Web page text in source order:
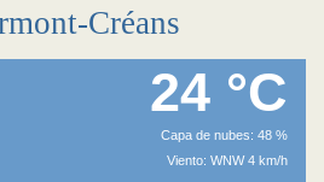
Créans
24 °C
Capa de nubes: 48 %
Viento: WNW 4 km/h